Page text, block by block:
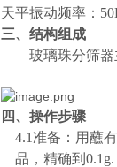
天平振动频率：
三、 结构组成
玻璃珠分筛
四、 操作步骤
4.1准备：用蘸
品，精确到0.1g.